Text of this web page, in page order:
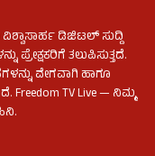
ವಿಶ್ವಾಸಾರ್ಹ ಡಿಜಿಟಲ್ ಸುದ್ದಿ
ಪ್ರೇಕ್ಷಕರಿಗೆ ತಲುಪಿಸುತ್ತದೆ.
ವೇಗವಾಗಿ ಹಾಗೂ
Freedom TV Live — ನಿಮ್ಮ